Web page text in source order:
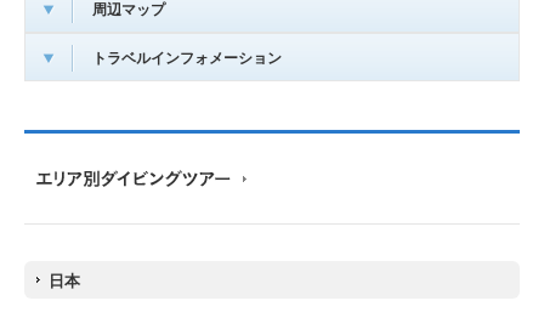
周辺マップ
トラベルインフォメーション
日本